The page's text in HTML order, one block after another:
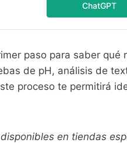
ChatGPT
paso para saber
de pH, análisis de
proceso te permitirá
en tiendas